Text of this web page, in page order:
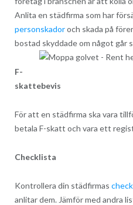
Anlita en städfirma som har
personskadoroch skada på
bostad skyddade om något går
F-
skattebevis
För att en städfirma ska vara
betala F-skatt och vara ett
Checklista
Kontrollera din städfirmas
anlitar dem. Jämför med andra